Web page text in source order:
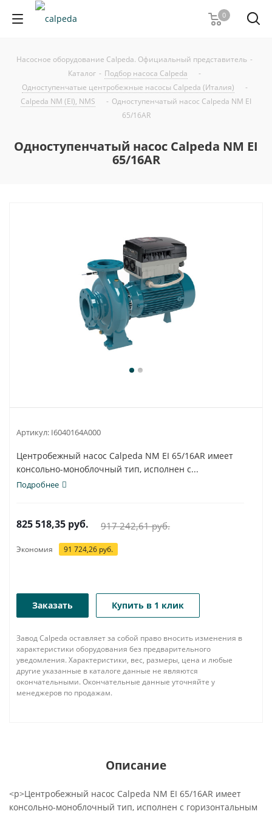
0
Насосное оборудование Calpeda. Официальный представитель -
Каталог - Подбор насоса Calpeda
-
Одноступенчатые центробежные насосы Calpeda (Италия)
-
Calpeda NM (EI), NMS
- Одноступенчатый насос Calpeda NM EI
65/16AR
Одноступенчатый насос Calpeda NM EI
65/16AR
Артикул: I6040164A000
Центробежный насос Calpeda NM EI 65/16AR имеет
консольно-моноблочный тип, исполнен с...
Подробнее
825 518,35 руб. 917 242,61руб.
Экономия 91 724,26 руб.
Заказать Купить в 1 клик
Завод Calpeda оставляет за собой право вносить изменения в
характеристики оборудования без предварительного
уведомления. Характеристики, вес, размеры, цена и любые
другие указанные в каталоге данные не являются
окончательными. Окончательные данные уточняйте у
менеджеров по продажам.
Описание
<p>Центробежный насос Calpeda NM EI 65/16AR имеет
консольно-моноблочный тип, исполнен с горизонтальным